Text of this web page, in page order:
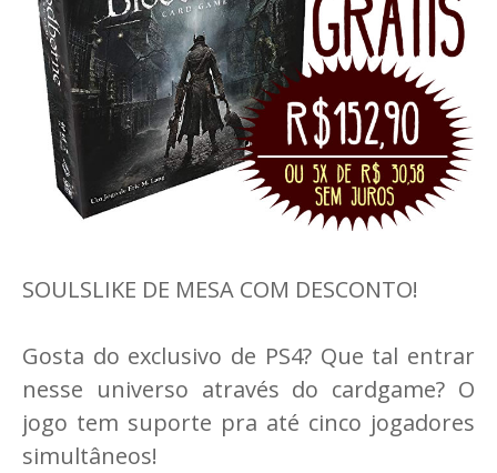
SOULSLIKE DE MESA COM DESCONTO!
Gosta do exclusivo de PS4? Que tal entrar
nesse universo através do cardgame? O
jogo tem suporte pra até cinco jogadores
simultâneos!